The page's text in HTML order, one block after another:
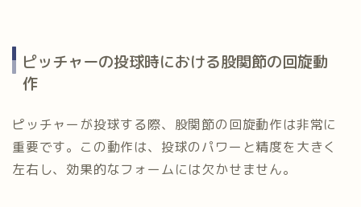
ピッチャーの投球時における股関節の回旋動
作
ピッチャーが投球する際、股関節の回旋動作は非常に
重要です。この動作は、投球のパワーと精度を大きく
左右し、効果的なフォームには欠かせません。